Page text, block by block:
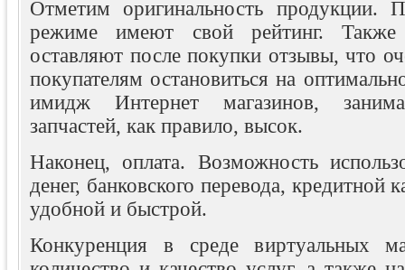
Отметим оригинальность продукции.
режиме имеют свой рейтинг. Также
оставляют после покупки отзывы, что
покупателям остановиться на
имидж Интернет магазинов,
запчастей, как правило, высок.
Наконец, оплата. Возможность
денег, банковского перевода, кредитной
удобной и быстрой.
Конкуренция в среде виртуальных